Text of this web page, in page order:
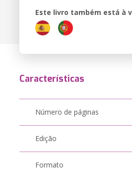
Este livro também está à
Características
Número de páginas
Edição
Formato